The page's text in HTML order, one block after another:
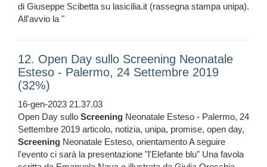
di Giuseppe Scibetta su lasicilia.it (rassegna stampa unipa).
All'avvio la "
12. Open Day sullo Screening Neonatale
Esteso - Palermo, 24 Settembre 2019
(32%)
16-gen-2023 21.37.03
Open Day sullo Screening Neonatale Esteso - Palermo, 24
Settembre 2019 articolo, notizia, unipa, promise, open day,
Screening Neonatale Esteso, orientamento A seguire
l'evento ci sarà la presentazione "l'Elefante blu" Una favola